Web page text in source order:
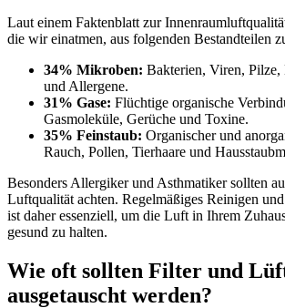
Laut einem Faktenblatt zur
die wir einatmen, aus folgenden Bestandteilen
34% Mikroben: Bakterien, Viren, Pilze,
und Allergene.
31% Gase: Flüchtige organische
Gasmoleküle, Gerüche und Toxine.
35% Feinstaub: Organischer und
Rauch, Pollen, Tierhaare und
Besonders Allergiker und Asthmatiker sollten
Luftqualität achten. Regelmäßiges Reinigen
ist daher essenziell, um die Luft in Ihrem
gesund zu halten.
Wie oft sollten Filter und
ausgetauscht werden?